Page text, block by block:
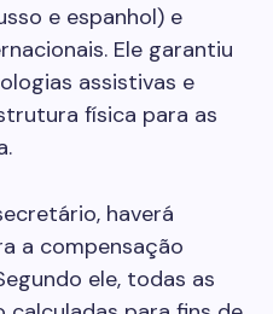
e espanhol) e
Ele garantiu
assistivas e
física para as
haverá
a compensação
ele, todas as